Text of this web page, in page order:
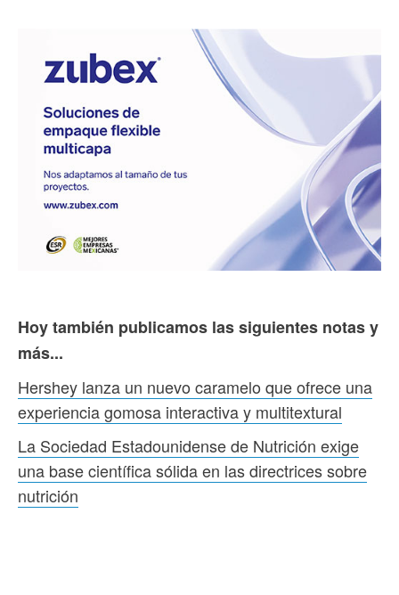
Hoy también publicamos las siguientes notas y
más...
Hershey lanza un nuevo caramelo que ofrece una
experiencia gomosa interactiva y multitextural
La Sociedad Estadounidense de Nutrición exige
una base científica sólida en las directrices sobre
nutrición